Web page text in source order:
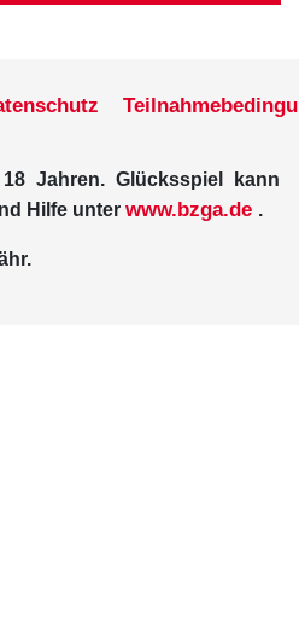
Jahren. Glücksspiel kann
Hilfe unter www.bzga.de .